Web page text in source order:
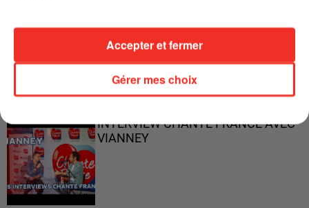
"JE RESPIRE MIEUX SUR SCÈNE" -
CALOGERO
INTERVIEW CHANTE FRANCE AVEC
VIANNEY
Gérer mes choix
Accepter et fermer